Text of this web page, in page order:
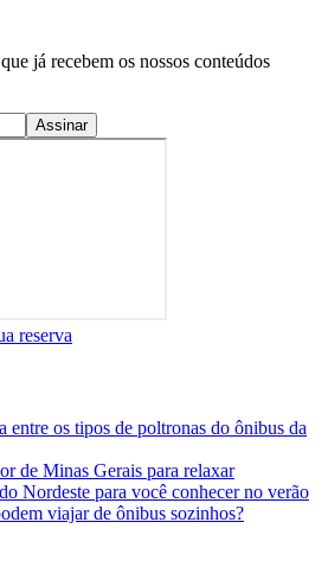
já recebem os nossos conteúdos
Assinar
reserva
entre os tipos de poltronas do ônibus da
de Minas Gerais para relaxar
Nordeste para você conhecer no verão
viajar de ônibus sozinhos?